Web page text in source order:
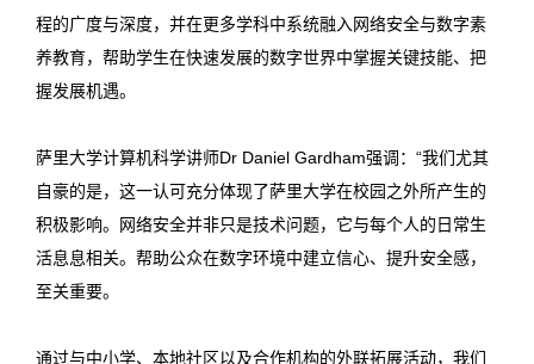
程的广度与深度，并在更多学科中系统融入网络安全与数字素
养教育，帮助学生在快速发展的数字世界中掌握关键技能、把
握发展机遇。
萨里大学计算机科学讲师Dr Daniel Gardham强调： “我们尤其
自豪的是，这一认可充分体现了萨里大学在校园之外所产生的
积极影响。网络安全并非只是技术问题，它与每个人的日常生
活息息相关。帮助公众在数字环境中建立信心、提升安全感，
至关重要。
通过与中小学、本地社区以及合作机构的外联拓展活动，我们